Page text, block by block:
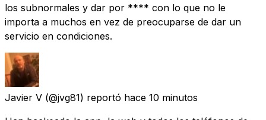
los subnormales y dar por **** con lo que no le
importa a muchos en vez de preocuparse de dar un
servicio en condiciones.
Javier V (@jvg81) reportó hace 10 minutos